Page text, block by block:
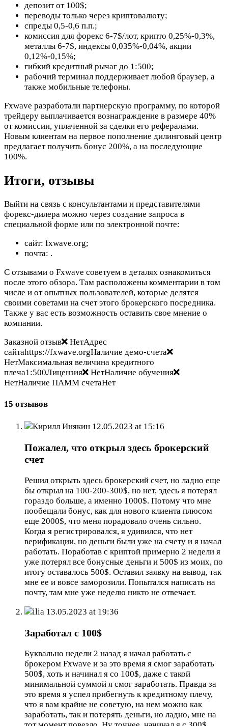
депозит от 100$;
переводы только через криптовалюту;
спреды 0,5-0,6 п.п.;
комиссия для форекс 6-7$/лот, крипто 0,25%-0,3%,
металлы 6-7$, индексы 0,035%-0,04%, акции
0,12%-0,15%;
гибкий кредитный рычаг до 1:500;
рабочий терминал поддерживает любой браузер, а
также мобильные телефоны.
Fxwave разработали партнерскую программу, по которой
трейдеру выплачивается вознаграждение в размере 40%
от комиссии, уплаченной за сделки его рефералами.
Новым клиентам на первое пополнение дилинговый центр
предлагает получить бонус 200%, а на последующие
100%.
Итоги, отзывы
Выйти на связь с консультантами и представителями
форекс-дилера можно через создание запроса в
специальной форме или по электронной почте:
сайт: fxwave.org;
почта: .
С отзывами о Fxwave советуем в деталях ознакомиться
после этого обзора. Там расположены комментарии в том
числе и от опытных пользователей, которые делятся
своими советами на счет этого брокерского посредника.
Также у вас есть возможность оставить свое мнение о
компании.
Заказной отзыв
НетАдрес
сайтаhttps://fxwave.orgНаличие демо-счета
НетМаксимальная величина кредитного
плеча1:500Лицензия
НетНаличие обучения
НетНаличие ПАММ счетаНет
15 отзывов
Кирилл Инякин 12.05.2023 at 15:16
Пожалел, что открыл здесь брокерский
счет
Решил открыть здесь брокерский счет, но ладно еще
бы открыл на 100-200-300$, но нет, здесь я потерял
гораздо больше, а именно 1000$. Потому что мне
пообещали бонус, как для нового клиента плюсом
еще 2000$, что меня порадовало очень сильно.
Когда я регистрировался, я удивился, что нет
верификации, но деньги были уже на счету и я начал
работать. Поработав с криптой примерно 2 недели я
уже потерял все бонусные деньги и 500$ из моих, по
итогу оставалось 500$. Оставил заявку на вывод, так
мне ее и вовсе заморозили. Попытался написать на
почту, там мне уже неделю никто не отвечает.
ilia 13.05.2023 at 19:36
Заработал с 100$
Буквально недели 2 назад я начал работать с
брокером Fxwave и за это время я смог заработать
500$, хоть и начинал я со 100$, даже с такой
минимальной суммой я смог заработать. Правда за
это время я успел прибегнуть к кредитному плечу,
что я вам крайне не советую, на нем можно как
заработать, так и потерять деньги, но ладно, мне на